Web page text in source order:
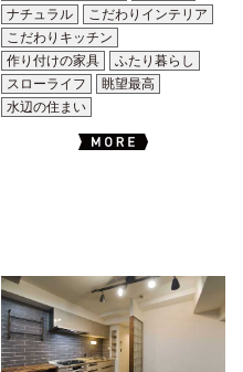
ナチュラル
こだわりインテリア
こだわりキッチン
作り付けの家具
ふたり暮らし
スローライフ
眺望最高
水辺の住まい